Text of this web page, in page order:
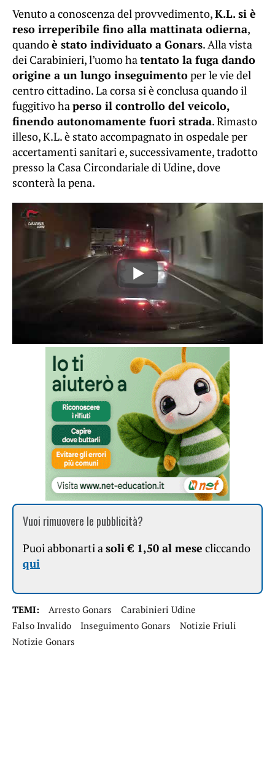
Venuto a conoscenza del provvedimento,K.L. si è
reso irreperibile fino alla mattinata odierna,
quandoè stato individuato a Gonars. Alla vista
dei Carabinieri, l’uomo hatentato la fuga dando
origine a un lungo inseguimentoper le vie del
centro cittadino. La corsa si è conclusa quando il
fuggitivo haperso il controllo del veicolo,
finendo autonomamente fuori strada. Rimasto
illeso, K.L. è stato accompagnato in ospedale per
accertamenti sanitari e, successivamente, tradotto
presso la Casa Circondariale di Udine, dove
sconterà la pena.
Vuoi rimuovere le pubblicità?
Puoi abbonarti asoli € 1,50 al mese cliccando
qui
TEMI: Arresto Gonars
Carabinieri Udine
Falso Invalido
Inseguimento Gonars
Notizie Friuli
Notizie Gonars